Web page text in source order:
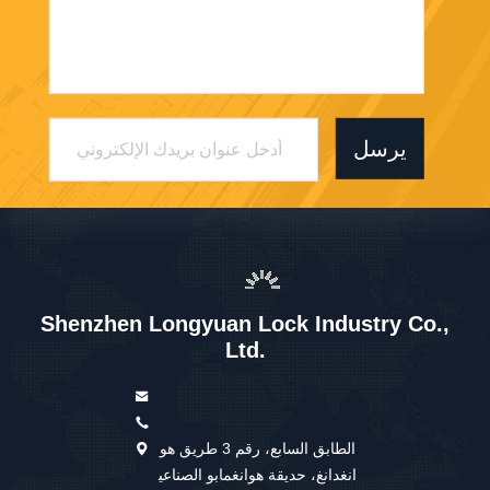
يرسل
Shenzhen Longyuan Lock Industry Co.,
Ltd.
الطابق السابع، رقم 3 طريق هو
انغدانغ، حديقة هوانغمابو الصناعي